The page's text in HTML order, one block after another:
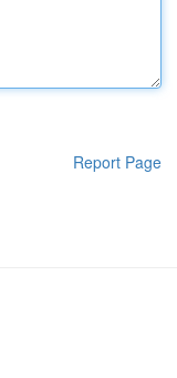
Report Page